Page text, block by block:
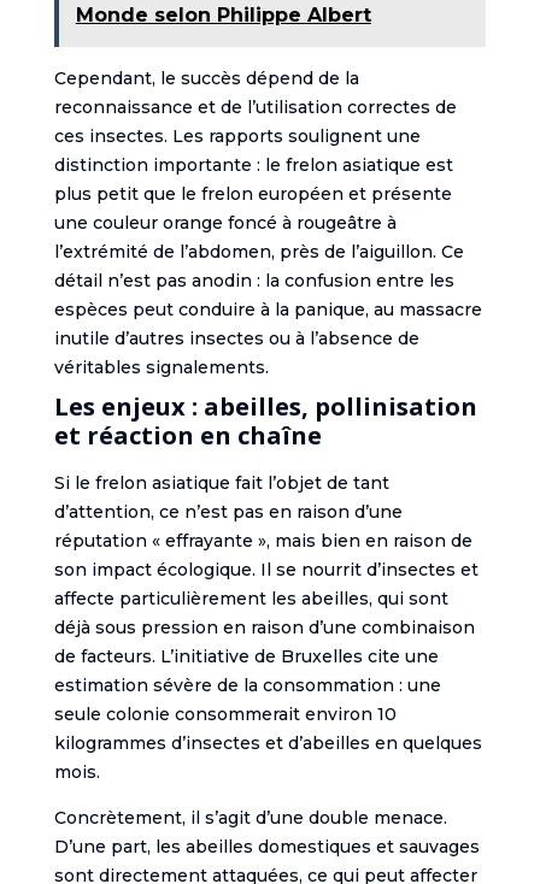
Monde selon Philippe Albert
Cependant, le succès dépend de la
reconnaissance et de l’utilisation correctes de
ces insectes. Les rapports soulignent une
distinction importante : le frelon asiatique est
plus petit que le frelon européen et présente
une couleur orange foncé à rougeâtre à
l’extrémité de l’abdomen, près de l’aiguillon. Ce
détail n’est pas anodin : la confusion entre les
espèces peut conduire à la panique, au massacre
inutile d’autres insectes ou à l’absence de
véritables signalements.
Les enjeux : abeilles, pollinisation
et réaction en chaîne
Si le frelon asiatique fait l’objet de tant
d’attention, ce n’est pas en raison d’une
réputation « effrayante », mais bien en raison de
son impact écologique. Il se nourrit d’insectes et
affecte particulièrement les abeilles, qui sont
déjà sous pression en raison d’une combinaison
de facteurs. L’initiative de Bruxelles cite une
estimation sévère de la consommation : une
seule colonie consommerait environ 10
kilogrammes d’insectes et d’abeilles en quelques
mois.
Concrètement, il s’agit d’une double menace.
D’une part, les abeilles domestiques et sauvages
sont directement attaquées, ce qui peut affecter